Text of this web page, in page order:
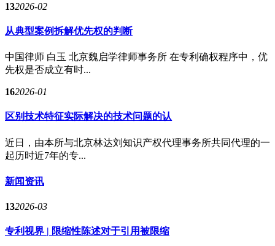
132026-02
从典型案例拆解优先权的判断
中国律师 白玉 北京魏启学律师事务所 在专利确权程序中，优
先权是否成立有时...
162026-01
区别技术特征实际解决的技术问题的认
近日，由本所与北京林达刘知识产权代理事务所共同代理的一
起历时近7年的专...
新闻资讯
132026-03
专利视界 | 限缩性陈述对于引用被限缩